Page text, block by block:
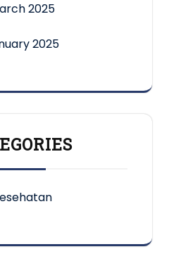
2025
2025